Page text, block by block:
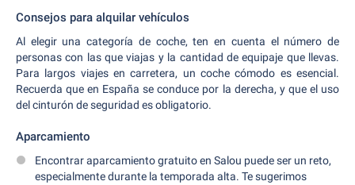
Consejos para alquilar vehículos
Al elegir una categoría de coche, ten en cuenta el número de
personas con las que viajas y la cantidad de equipaje que llevas.
Para largos viajes en carretera, un coche cómodo es esencial.
Recuerda que en España se conduce por la derecha, y que el uso
del cinturón de seguridad es obligatorio.
Aparcamiento
Encontrar aparcamiento gratuito en Salou puede ser un reto,
especialmente durante la temporada alta. Te sugerimos